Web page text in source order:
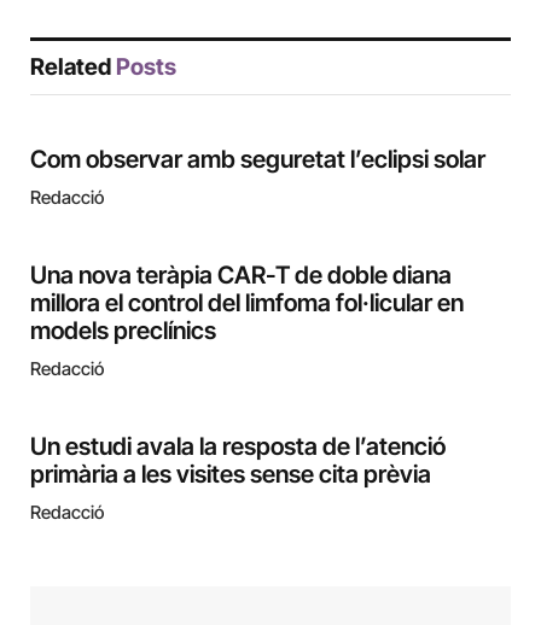
Related Posts
Com observar amb seguretat l’eclipsi solar
Redacció
Una nova teràpia CAR-T de doble diana
millora el control del limfoma fol·licular en
models preclínics
Redacció
Un estudi avala la resposta de l’atenció
primària a les visites sense cita prèvia
Redacció